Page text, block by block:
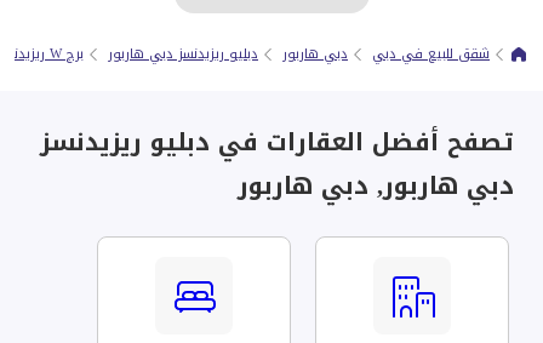
شقق للبيع في دبي دبي هاربور دبليو ريزيدنسز دبي هاربور برج W ريزيدنسز Dubai Harbour 3
تصفح أفضل العقارات في دبليو ريزيدنسز
دبي هاربور, دبي هاربور